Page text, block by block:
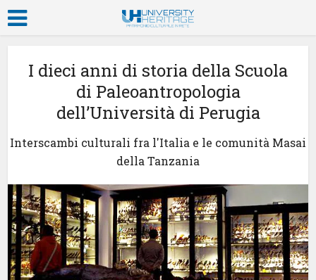
I dieci anni di storia della Scuola
di Paleoantropologia
dell’Università di Perugia
Interscambi culturali fra l'Italia e le comunità Masai
della Tanzania